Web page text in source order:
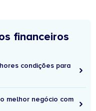
financeiros
condições para
melhor negócio com